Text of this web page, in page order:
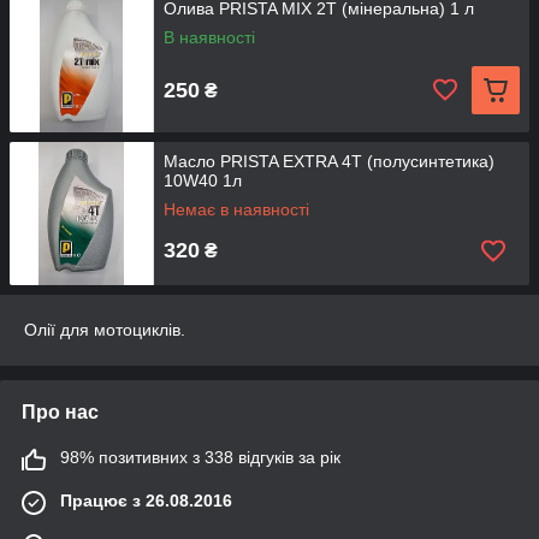
Олива PRISTA MIX 2Т (мінеральна) 1 л
В наявності
250 ₴
Масло PRISTA EXTRA 4Т (полусинтетика)
10W40 1л
Немає в наявності
320 ₴
Олії для мотоциклів.
Про нас
98% позитивних з 338 відгуків за рік
Працює з 26.08.2016